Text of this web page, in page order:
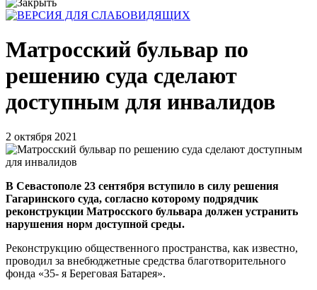
Матросский бульвар по
решению суда сделают
доступным для инвалидов
2 октября 2021
В Севастополе 23 сентября вступило в силу решения
Гагаринского суда, согласно которому подрядчик
реконструкции Матросского бульвара должен устранить
нарушения норм доступной среды.
Реконструкцию общественного пространства, как известно,
проводил за внебюджетные средства благотворительного
фонда «35- я Береговая Батарея».